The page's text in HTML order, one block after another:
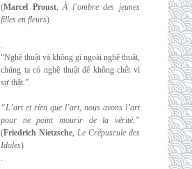
(Marcel Proust,À l’ombre des jeunes
filles en fleurs)
.
“Nghệ thuật và không gì ngoài nghệ thuật,
chúng ta có nghệ thuật để không chết vì
sự thật.”
“L’art et rien que l’art, nous avons l’art
pour ne point mourir de la vérité.”
(Friedrich Nietzsche, Le Crépuscule des
Idoles)
.